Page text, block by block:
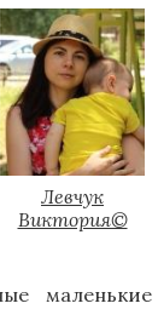
Левчук
Виктория©
маленькие